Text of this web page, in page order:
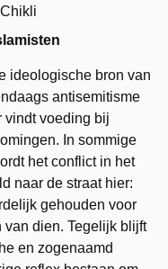
ideologische bron van
antisemitisme
vindt voeding bij
In sommige
het conflict in het
naar de straat hier:
gehouden voor
van dien. Tegelijk blijft
en zogenaamd